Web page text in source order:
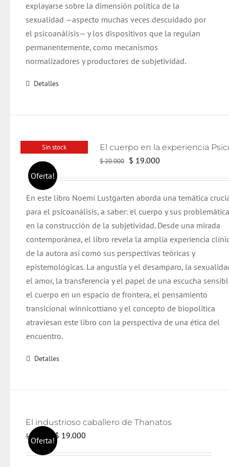
explayarse sobre la dimensión política de la
sexualidad —aspecto muchas veces descuidado por
el psicoanálisis— y los dispositivos que la regulan
permanentemente, como mecanismos
normalizadores y productores de subjetividad.
Detalles
Sin stock
Oferta!
$20.000 El
era:
$ 20.000.
$ 19.000El
es:
$ 19.000.
En este libro Noemí Lustgarten aborda una temática
para el psicoanálisis, a saber: el cuerpo y sus
en la construcción de la subjetividad. Desde una mirada
contemporánea, el libro revela la amplia experiencia
de la autora así como sus perspectivas teóricas y
epistemológicas.La angustia y el desamparo, la
el amor, la transferencia y el papel de una escucha
el cuerpo en un espacio de frontera, el pensamiento
transicional winnicottiano y el concepto de biopolítica
atraviesan este libro con la perspectiva de una ética del
encuentro.
Detalles
Oferta!
El industrioso caballero de Thanatos
$20.000
El
precio
$ 19.000